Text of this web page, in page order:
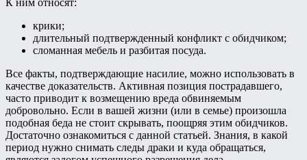
К ним относят:
крики;
длительный подтвержденный конфликт с обидчиком;
сломанная мебель и разбитая посуда.
Все факты, подтверждающие насилие, можно использовать в
качестве доказательств. Активная позиция пострадавшего,
часто приводит к возмещению вреда обвиняемым
добровольно. Если в вашей жизни (или в семье) произошла
подобная беда не стоит скрывать, поощряя этим обидчиков.
Достаточно ознакомиться с данной статьей. Знания, в какой
период нужно снимать следы драки и куда обращаться,